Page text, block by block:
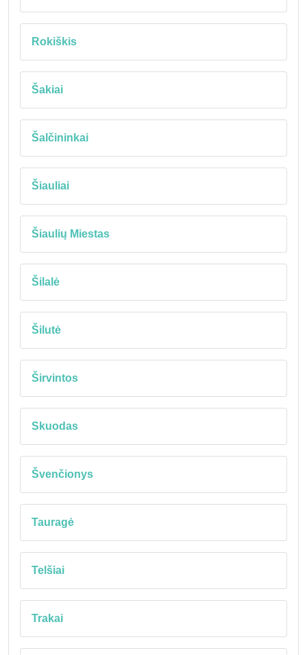
Rokiškis
Šakiai
Šalčininkai
Šiauliai
Šiaulių Miestas
Šilalė
Šilutė
Širvintos
Skuodas
Švenčionys
Tauragė
Telšiai
Trakai